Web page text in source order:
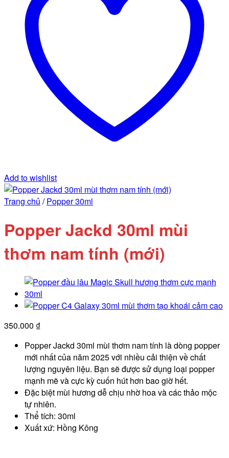
Add to wishlist
Trang chủ / Popper 30ml
Popper Jackd 30ml mùi
thơm nam tính (mới)
350.000 ₫
Popper Jackd 30ml mùi thơm nam tính là dòng popper
mới nhất của năm 2025 với nhiều cải thiện về chất
lượng nguyên liệu. Bạn sẽ được sử dụng loại popper
mạnh mẽ và cực kỳ cuốn hút hơn bao giờ hết.
Đặc biệt mùi hương dễ chịu nhờ hoa và các thảo mộc
tự nhiên.
Thể tích: 30ml
Xuất xứ: Hồng Kông